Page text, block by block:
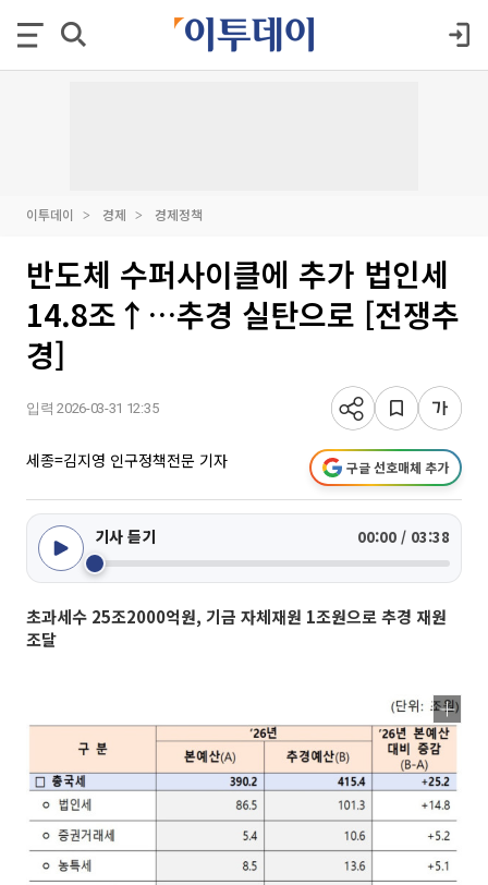
이투데이 경제 경제정책
반도체 수퍼사이클에 추가 법인세
14.8조↑…추경 실탄으로 [전쟁추
경]
입력 2026-03-31 12:35
세종=김지영 인구정책전문 기자 구글 선호매체 추가
기사 듣기 00:00 / 03:38
초과세수 25조2000억원, 기금 자체재원 1조원으로 추경 재원
조달